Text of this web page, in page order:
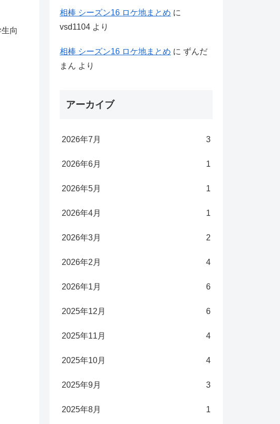
向
相棒 シーズン16 ロケ地まとめ に
vsd1104 より
相棒 シーズン16 ロケ地まとめ に ずんだ
まん より
アーカイブ
2026年7月 3
2026年6月 1
2026年5月 1
2026年4月 1
2026年3月 2
2026年2月 4
2026年1月 6
2025年12月 6
2025年11月 4
2025年10月 4
2025年9月 3
2025年8月 1